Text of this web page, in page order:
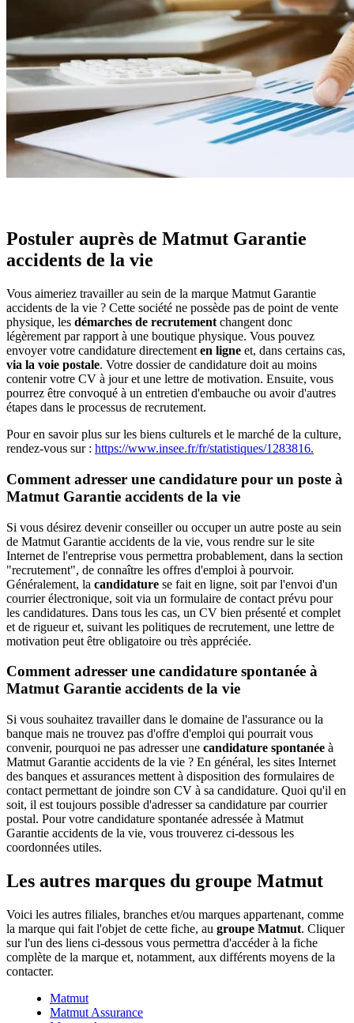
Postuler auprès de Matmut Garantie
accidents de la vie
Vous aimeriez travailler au sein de la marque Matmut Garantie
accidents de la vie ? Cette société ne possède pas de point de vente
physique, les démarches de recrutement changent donc
légèrement par rapport à une boutique physique. Vous pouvez
envoyer votre candidature directement en ligne et, dans certains cas,
via la voie postale. Votre dossier de candidature doit au moins
contenir votre CV à jour et une lettre de motivation. Ensuite, vous
pourrez être convoqué à un entretien d'embauche ou avoir d'autres
étapes dans le processus de recrutement.
Pour en savoir plus sur les biens culturels et le marché de la culture,
rendez-vous sur : https://www.insee.fr/fr/statistiques/1283816.
Comment adresser une candidature pour un poste à
Matmut Garantie accidents de la vie
Si vous désirez devenir conseiller ou occuper un autre poste au sein
de Matmut Garantie accidents de la vie, vous rendre sur le site
Internet de l'entreprise vous permettra probablement, dans la section
"recrutement", de connaître les offres d'emploi à pourvoir.
Généralement, la candidature se fait en ligne, soit par l'envoi d'un
courrier électronique, soit via un formulaire de contact prévu pour
les candidatures. Dans tous les cas, un CV bien présenté et complet
et de rigueur et, suivant les politiques de recrutement, une lettre de
motivation peut être obligatoire ou très appréciée.
Comment adresser une candidature spontanée à
Matmut Garantie accidents de la vie
Si vous souhaitez travailler dans le domaine de l'assurance ou la
banque mais ne trouvez pas d'offre d'emploi qui pourrait vous
convenir, pourquoi ne pas adresser une candidature spontanée à
Matmut Garantie accidents de la vie ? En général, les sites Internet
des banques et assurances mettent à disposition des formulaires de
contact permettant de joindre son CV à sa candidature. Quoi qu'il en
soit, il est toujours possible d'adresser sa candidature par courrier
postal. Pour votre candidature spontanée adressée à Matmut
Garantie accidents de la vie, vous trouverez ci-dessous les
coordonnées utiles.
Les autres marques du groupe Matmut
Voici les autres filiales, branches et/ou marques appartenant, comme
la marque qui fait l'objet de cette fiche, au groupe Matmut. Cliquer
sur l'un des liens ci-dessous vous permettra d'accéder à la fiche
complète de la marque et, notamment, aux différents moyens de la
contacter.
Matmut
Matmut Assurance